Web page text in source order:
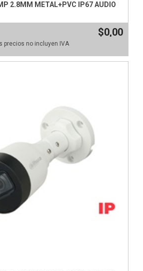
2.8MM METAL+PVC IP67 AUDIO
$0,00
precios no incluyen IVA